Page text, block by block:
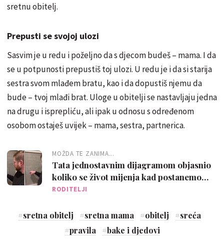
sretnu obitelj.
Prepusti se svojoj ulozi
Sasvim je u redu i poželjno da s djecom budeš – mama. I da
se u potpunosti prepustiš toj ulozi. U redu je i da si starija
sestra svom mlađem bratu, kao i da dopustiš njemu da
bude – tvoj mlađi brat. Uloge u obitelji se nastavljaju jedna
na drugu i isprepliću, ali ipak u odnosu s određenom
osobom ostaješ uvijek – mama, sestra, partnerica.
MOŽDA TE ZANIMA...
Tata jednostavnim dijagramom objasnio
koliko se život mijenja kad postanemo
roditelji
RODITELJI
#sretna obitelj #sretna mama #obitelj #sreća
#pravila #bake i djedovi